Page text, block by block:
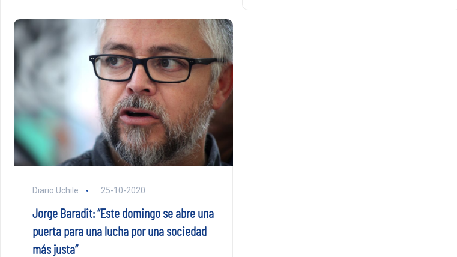
Diario Uchile 25-10-2020
Jorge Baradit: “Este domingo se abre una
puerta para una lucha por una sociedad
más justa”